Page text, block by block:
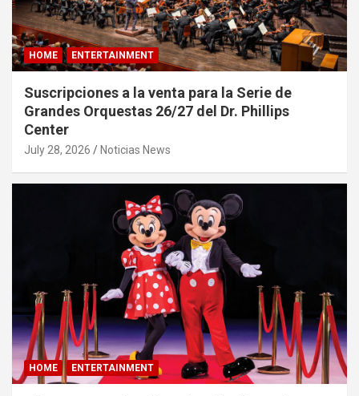
HOME ENTERTAINMENT
Suscripciones a la venta para la Serie de
Grandes Orquestas 26/27 del Dr. Phillips
Center
July 28, 2026 Noticias News
HOME ENTERTAINMENT